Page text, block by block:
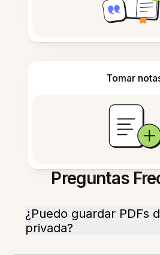
Tomar
Preguntas
¿Puedo guardar PDFs
privada?